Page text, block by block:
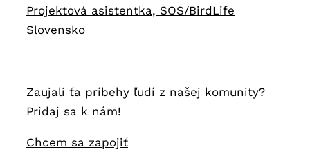
Projektová asistentka, SOS/BirdLife
Slovensko
Zaujali ťa príbehy ľudí z našej komunity?
Pridaj sa k nám!
Chcem sa zapojiť